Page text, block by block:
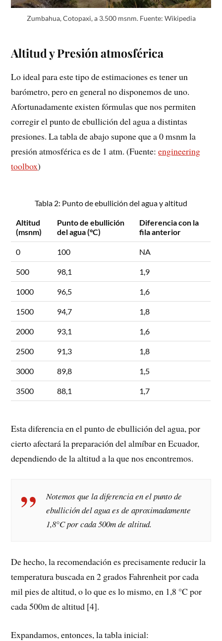
Zumbahua, Cotopaxi, a 3.500 msnm. Fuente: Wikipedia
Altitud y Presión atmosférica
Lo ideal para este tipo de estimaciones es tener un
barómetro, pero en general no disponemos de uno.
Afortunadamente existen fórmulas que nos permiten
corregir el punto de ebullición del agua a distintas
presiones. La tabla de abajo supone que a 0 msnm la
presión atmosférica es de 1 atm. (Fuente:engineering
toolbox)
Tabla 2: Punto de ebullición del agua y altitud
Altitud
(msnm)
Punto de ebullición
del agua (°C)
Diferencia con la
fila anterior
0 100 NA
500 98,1 1,9
1000 96,5 1,6
1500 94,7 1,8
2000 93,1 1,6
2500 91,3 1,8
3000 89,8 1,5
3500 88,1 1,7
Esta diferencia en el punto de ebullición del agua, por
cierto afectará la preparación del almíbar en Ecuador,
dependiendo de la altitud a la que nos encontremos.
Notemos que la diferencia en el punto de
ebullición del agua es de aproximadamente
1,8°C por cada 500m de altitud.
De hecho, la recomendación es precisamente reducir la
temperatura buscada en 2 grados Fahrenheit por cada
mil pies de altitud, o lo que es lo mismo, en 1,8 °C por
cada 500m de altitud [4].
Expandamos, entonces, la tabla inicial: